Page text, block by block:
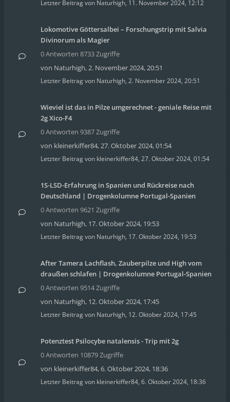
Letzter Beitrag von Naturhigh, 11. November 2024, 12:12
Lokomotive Göttersalbei – Forschungstrip mit Salvia
Divinorum als Magier
0 Antworten 8733 Zugriffe
von Naturhigh,2. November 2024, 20:51
Letzter Beitrag von Naturhigh, 2. November 2024, 20:51
Wieviel ist das in Pilze umgerechnet - geniale Reise mit
2g Xico-F4
0 Antworten 9387 Zugriffe
von kleinerkiffer84,27. Oktober 2024, 01:54
Letzter Beitrag von kleinerkiffer84, 27. Oktober 2024, 01:54
1S-LSD-Erfahrung in Spanien und Rückreise nach
Deutschland | Drogenkolumne Portugal-Spanien
0 Antworten 9621 Zugriffe
von Naturhigh, 17. Oktober 2024, 19:53
Letzter Beitrag von Naturhigh, 17. Oktober 2024, 19:53
After Tamera Lachflash, Zauberpilze und High vom
draußen schlafen | Drogenkolumne Portugal-Spanien
0 Antworten 9514 Zugriffe
von Naturhigh, 12. Oktober 2024, 17:45
Letzter Beitrag von Naturhigh, 12. Oktober 2024, 17:45
Potenztest Psilocybe natalensis - Trip mit 2g
0 Antworten 10879 Zugriffe
von kleinerkiffer84,6. Oktober 2024, 18:36
Letzter Beitrag von kleinerkiffer84, 6. Oktober 2024, 18:36